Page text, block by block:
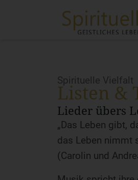
Spirituelle Vielfalt
Listen &
Lieder übers
„Das Leben gibt,
das Leben nimmt
(Carolin und